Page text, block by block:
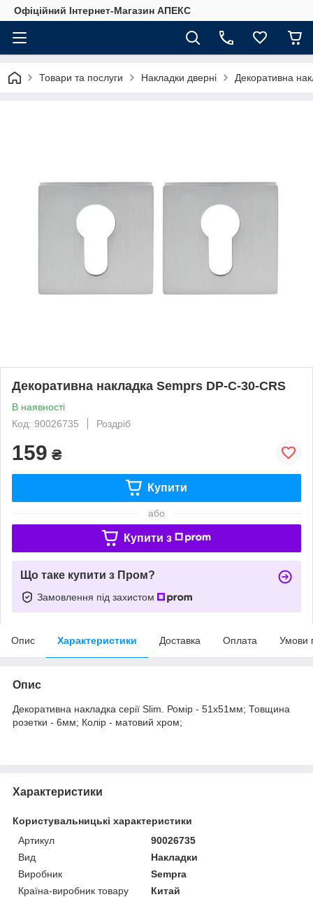
Офіційний Інтернет-Магазин АПЕКС
Товари та послуги Накладки дверні Декоративна
Декоративна накладка Semprs DP-C-30-CRS
В наявності
Код: 90026735
Роздріб
159 ₴
Купити
або
Купити з
Що таке купити з Пром?
Замовлення під захистом
Опис Характеристики Доставка Оплата Умови
Опис
Декоративна накладка серії Slim. Ромір - 51х51мм; Товщина
розетки - 6мм; Колір - матовий хром;
Характеристики
Користувальницькі характеристики
Артикул
90026735
Вид
Накладки
Виробник
Sempra
Країна-виробник товару
Китай